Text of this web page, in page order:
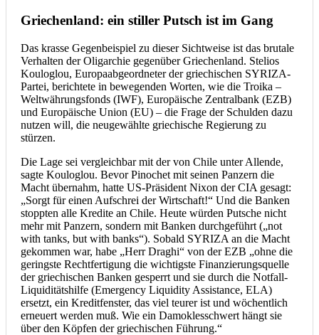
Griechenland: ein stiller Putsch ist im Gang
Das krasse Gegenbeispiel zu dieser Sichtweise ist das brutale
Verhalten der Oligarchie gegenüber Griechenland. Stelios
Kouloglou, Europaabgeordneter der griechischen SYRIZA-
Partei, berichtete in bewegenden Worten, wie die Troika –
Weltwährungsfonds (IWF), Europäische Zentralbank (EZB)
und Europäische Union (EU) – die Frage der Schulden dazu
nutzen will, die neugewählte griechische Regierung zu
stürzen.
Die Lage sei vergleichbar mit der von Chile unter Allende,
sagte Kouloglou. Bevor Pinochet mit seinen Panzern die
Macht übernahm, hatte US-Präsident Nixon der CIA gesagt:
„Sorgt für einen Aufschrei der Wirtschaft!“ Und die Banken
stoppten alle Kredite an Chile. Heute würden Putsche nicht
mehr mit Panzern, sondern mit Banken durchgeführt („not
with tanks, but with banks“). Sobald SYRIZA an die Macht
gekommen war, habe „Herr Draghi“ von der EZB „ohne die
geringste Rechtfertigung die wichtigste Finanzierungsquelle
der griechischen Banken gesperrt und sie durch die Notfall-
Liquiditätshilfe (Emergency Liquidity Assistance, ELA)
ersetzt, ein Kreditfenster, das viel teurer ist und wöchentlich
erneuert werden muß. Wie ein Damoklesschwert hängt sie
über den Köpfen der griechischen Führung.“